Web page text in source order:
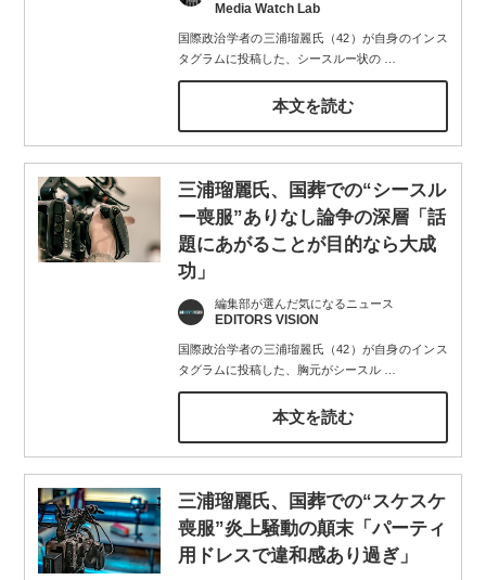
Media Watch Lab
国際政治学者の三浦瑠麗氏（42）が自身のインス
タグラムに投稿した、シースルー状の…
本文を読む
三浦瑠麗氏、国葬での“シースル
ー喪服”ありなし論争の深層「話
題にあがることが目的なら大成
功」
編集部が選んだ気になるニュース
EDITORS VISION
国際政治学者の三浦瑠麗氏（42）が自身のインス
タグラムに投稿した、胸元がシースル…
本文を読む
三浦瑠麗氏、国葬での“スケスケ
喪服”炎上騒動の顛末「パーティ
用ドレスで違和感あり過ぎ」